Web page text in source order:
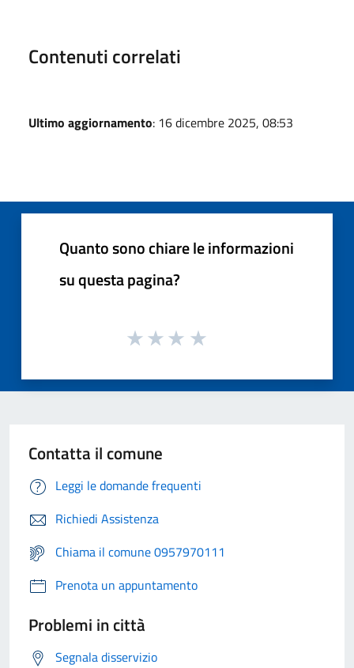
Contenuti correlati
Ultimo aggiornamento: 16 dicembre 2025, 08:53
Quanto sono chiare le informazioni
su questa pagina?
Contatta il comune
Leggi le domande frequenti
Richiedi Assistenza
Chiama il comune 0957970111
Prenota un appuntamento
Problemi in città
Segnala disservizio